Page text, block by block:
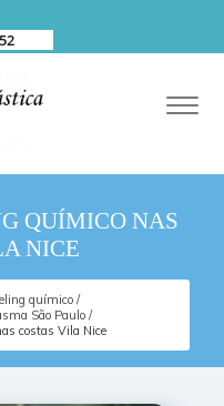
QUÍMICO NAS
NICE
químico
São Paulo
costas Vila Nice